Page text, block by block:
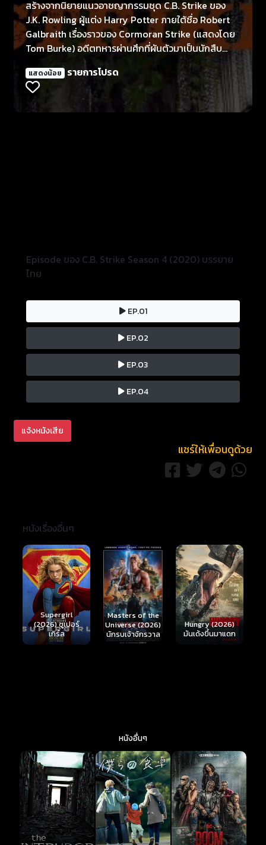
สร้างจากนิยายแนวอาชญากรรมชุด C.B. Strike ของ
J.K. Rowling ผู้แต่ง Harry Potter ภายใต้ชื่อ Robert
Galbraith เรื่องราวของ Cormoran Strike (แสดงโดย
Tom Burke) อดีตทหารผ่านศึกที่ผันตัวมาเป็นนักสืบ
เอกชน และมีห้องทำงานเล็กๆ ในลอนดอน ด้วยภูมิหลังที่
เป็นสารวัตรทหารมาก่อน และมุมมองที่พิเศษ ทำให้เขา
กลายเป็นนักสืบคนสำคัญในคดีอันซับซ้อนที่ทำให้ตำรวจ
จนแต้ม นอกจากนี้เขายังได้ Robin Ellacott (แสดงโดย
แสดงน้อย รายการโปรด
Episode ของ C.B. Strike Season 4 (2020) บรรยาย
ไทย
EP.01
EP.02
EP.03
EP.04
แจ้งหนังเสีย
แชร์ให้เพื่อนดูด้วย
หนังเรื่องอื่นๆ
Masters of the
Universe (2026)
นักรบเจ้าจักรวาล
Hungry (2026)
มันเด้งขึ้นมาแดก
Ready or Not 2:
Here I Come
(2026) เกมพร้อม
ตาย 2
หนังอื่นๆ